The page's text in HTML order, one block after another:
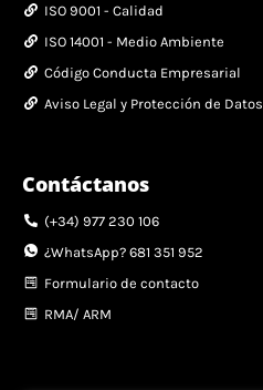
ISO 9001 - Calidad
ISO 14001 - Medio Ambiente
Código Conducta Empresarial
Aviso Legal y Protección de Datos
Contáctanos
(+34) 977 230 106
¿WhatsApp? 681 351 952
Formulario de contacto
RMA/ ARM